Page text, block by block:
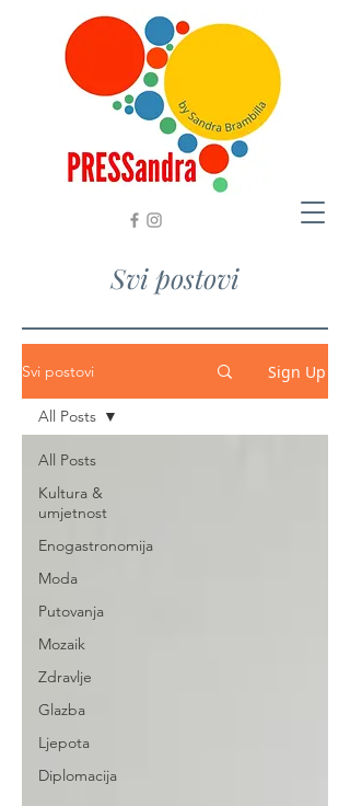
Svi postovi
Svi postovi Sign Up
All Posts
Kultura &
umjetnost
Enogastronomija
Moda
Putovanja
Mozaik
Zdravlje
Glazba
Ljepota
Diplomacija
All Posts